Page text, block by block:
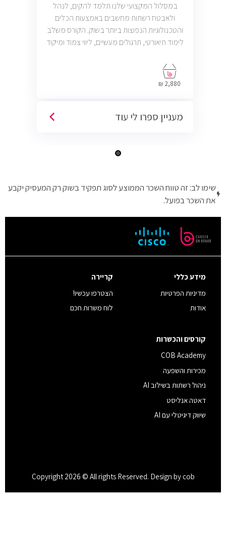
במסלול המקצועי שלנו תלמד להקים, לנהל
ולאבטח רשתות מחשבים באמצעות הכלים
והטכנולוגיות הנפוצות ביותר בשוק. הקורס משלב
לימוד תיאורטי, תרגולים מעשיים, ליווי צמוד ומיקוד
2,880 ₪
מעניין ספרו לי עוד
שימו לב: זה טווח השכר הממוצע לסוג תפקיד בשוק רק המעסיק יקבע
את השכר בפועל.
מידע כללי
מדיניות הפרטיות
אודות
קריירה
הצטרפו עכשיו!
לוח משרות חכם
קורסים והכשרות
COB Academy
מכירות והשפעה
ניהול רשתות בשילוב AI
דאטה אנליסט
שיווק דיגיטלי עם AI
Copyright 2026 © All rights Reserved. Design by cob